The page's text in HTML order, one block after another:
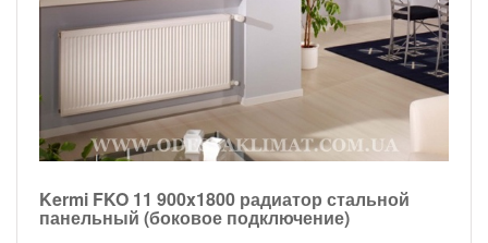
Kermi FKO 11 900x1800 радиатор стальной
панельный (боковое подключение)